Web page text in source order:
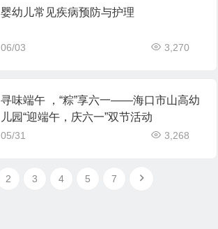
婴幼儿常见疾病预防与护理
06/03 3,270
寻味端午 ，“粽”享六一——海口市山高幼
儿园“迎端午，庆六一”双节活动
05/31 3,268
2 3 4 5 7